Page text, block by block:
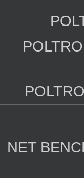
NET